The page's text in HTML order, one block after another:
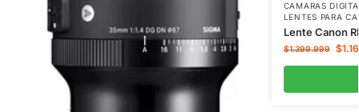
CAMARAS
LENTES PARA
Lente Canon
$1.399.999 $